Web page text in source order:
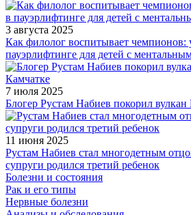
3 августа 2025
Как филолог воспитывает чемпионов:
пауэрлифтинге для детей с
7 июля 2025
Блогер Рустам Набиев покорил
11 июня 2025
Рустам Набиев стал многодетным
супруги родился третий ребенок
Болезни и состояния
Рак и его типы
Нервные болезни